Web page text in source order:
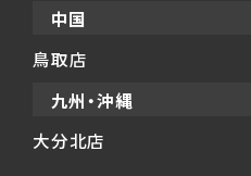
中国
鳥取店
九州・沖縄
大分北店